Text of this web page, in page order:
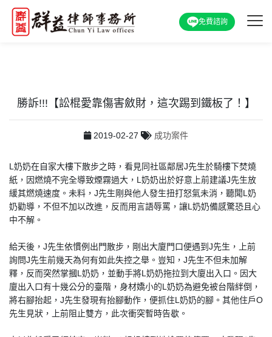
免費諮詢
勝訴!!!【訟棍愛靠傷害斂財，這次踢到鐵板了！】
2019-02-27 成功案件
L奶奶在自家大樓下散步之時，看見同社區鄰居J先生於騎樓下焚燒
紙，因燃燒不完全導致煙霧過大，L奶奶出於好意上前建議J先生放
緩其燃燒速度。未料，J先生剛與他人發生扭打怒氣未消，聽聞L奶
奶勸導，不但不加以改進，反而用言語辱罵，讓L奶奶備感驚恐且心
中不解。
給天後，J先生依慣例出門散步，剛出大廈門口便遇到J先生，上前
詢問J先生前幾天為何有如此失控之舉。豈知，J先生不但未加解
釋，反而突然掌摑L奶奶，並動手將L奶奶拖拉到大廈出入口。因大
廈出入口有十幾公分的臺階，身材嬌小的L奶奶為避免被台階絆倒，
將右腳抬起，J先生發現有抬腳動作，便抓住L奶奶的腳。其他住戶O
先生見狀，上前阻止雙方，此次衝突暫時告歇。